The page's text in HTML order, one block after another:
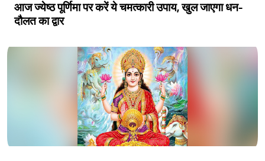
आज ज्येष्ठ पूर्णिमा पर करें ये चमत्कारी उपाय, खुल जाएगा धन-
दौलत का द्वार